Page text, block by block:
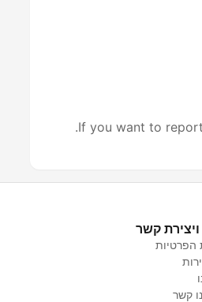
If you want to
.
קשר
הפרטיות
קשר